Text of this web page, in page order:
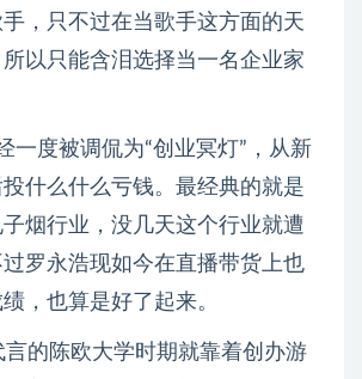
，只不过在当歌手这方面的天
以只能含泪选择当一名企业家
一度被调侃为“创业冥灯”，从新
什么什么亏钱。最经典的就是
烟行业，没几天这个行业就遭
罗永浩现如今在直播带货上也
，也算是好了起来。
言的陈欧大学时期就靠着创办游